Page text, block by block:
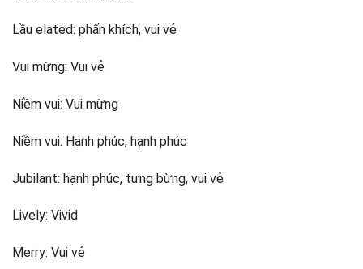
Lầu elated: phấn khích, vui vẻ
Vui mừng: Vui vẻ
Niềm vui: Vui mừng
Niềm vui: Hạnh phúc, hạnh phúc
Jubilant: hạnh phúc, tưng bừng, vui vẻ
Lively: Vivid
Merry: Vui vẻ